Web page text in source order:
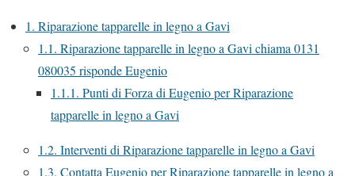
1. Riparazione tapparelle in legno a Gavi
1.1. Riparazione tapparelle in legno a Gavi chiama 0131
080035 risponde Eugenio
1.1.1. Punti di Forza di Eugenio per Riparazione
tapparelle in legno a Gavi
1.2. Interventi di Riparazione tapparelle in legno a Gavi
1.3. Contatta Eugenio per Riparazione tapparelle in legno a